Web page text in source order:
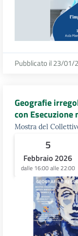
Pubblicato il 23/01/
Geografie
con Esecuzione
Mostra del
5
Febbraio 2026
dalle 16:00 alle 22:00